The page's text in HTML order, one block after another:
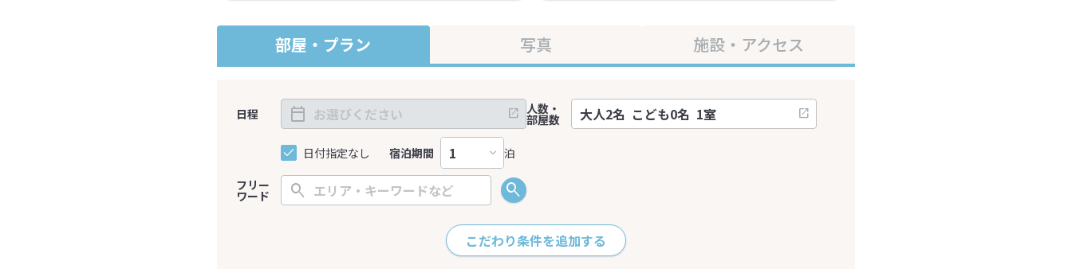
部屋・プラン 写真 施設・アクセス
日程
日付指定なし 宿泊期間 泊
人数・
部屋数
フリー
ワード
こだわり条件を追加する